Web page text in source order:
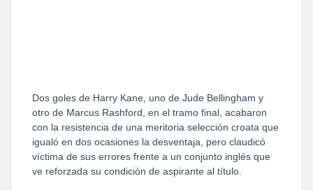
Dos goles de Harry Kane, uno de Jude Bellingham y
otro de Marcus Rashford, en el tramo final, acabaron
con la resistencia de una meritoria selección croata que
igualó en dos ocasiones la desventaja, pero claudicó
víctima de sus errores frente a un conjunto inglés que
ve reforzada su condición de aspirante al título.